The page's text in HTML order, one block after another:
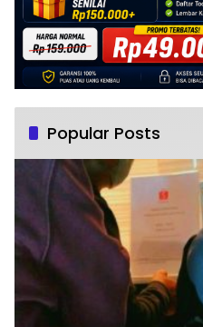
Popular Posts